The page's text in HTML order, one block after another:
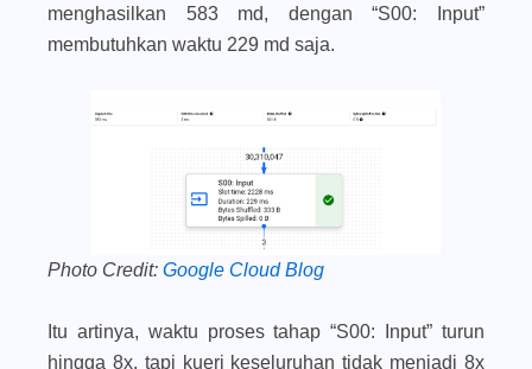
menghasilkan 583 md, dengan “S00: Input”
membutuhkan waktu 229 md saja.
Photo Credit: Google Cloud Blog
Itu artinya, waktu proses tahap “S00: Input” turun
hingga 8x, tapi kueri keseluruhan tidak menjadi 8x